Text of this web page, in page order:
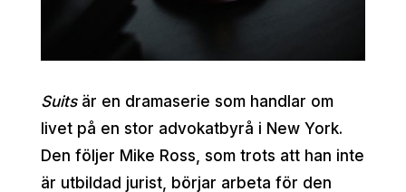
Suitsär en dramaserie som handlar om
livet på en stor advokatbyrå i New York.
Den följer Mike Ross, som trots att han inte
är utbildad jurist, börjar arbeta för den